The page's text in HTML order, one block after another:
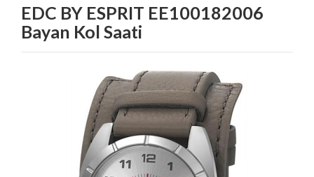
EDC BY ESPRIT EE100182006
Bayan Kol Saati